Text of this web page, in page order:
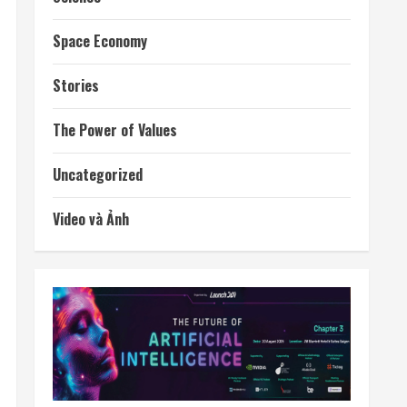
Space Economy
Stories
The Power of Values
Uncategorized
Video và Ảnh